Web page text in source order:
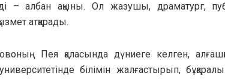
– албан ақыны. Ол жазушы, драматург,
атқарады.
Пея қаласында дүниеге келген,
білімін жалғастырып,